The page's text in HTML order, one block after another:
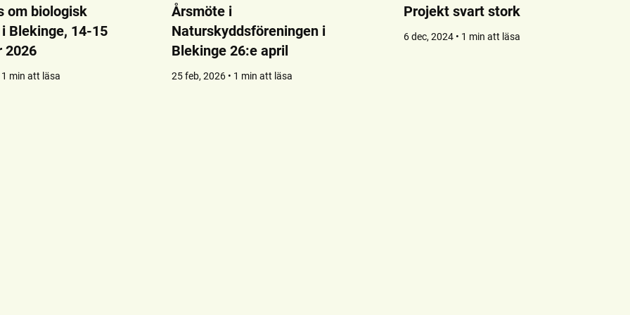
om biologisk
Blekinge, 14-15
2026
1 min att läsa
Årsmöte i
Naturskyddsföreningen i
Blekinge 26:e april
25 feb, 2026 • 1 min att läsa
Projekt svart stork
6 dec, 2024 • 1 min att läsa